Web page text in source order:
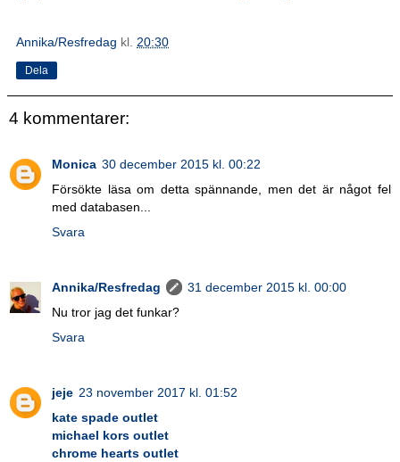
Annika/Resfredag kl. 20:30
Dela
4 kommentarer:
Monica 30 december 2015 kl. 00:22
Försökte läsa om detta spännande, men det är något fel
med databasen...
Svara
Annika/Resfredag
31 december 2015 kl. 00:00
Nu tror jag det funkar?
Svara
jeje 23 november 2017 kl. 01:52
kate spade outlet
michael kors outlet
chrome hearts outlet